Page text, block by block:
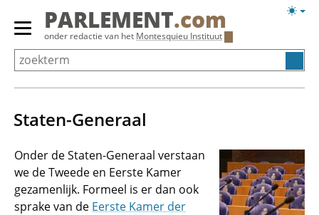
Overslaan
Primair
menu
tonen/verbergen
PARLEMENT.com
onder redactie van het Montesquieu Instituut
Staten-Generaal
Onder de Staten-Generaal verstaan
we de Tweede en Eerste Kamer
gezamenlijk. Formeel is er dan ook
sprake van de Eerste Kamer der